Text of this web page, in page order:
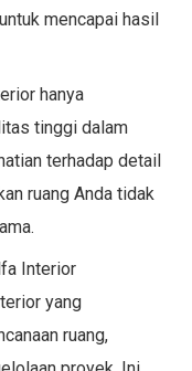
mencapai hasil
hanya
tinggi dalam
terhadap detail
ruang Anda tidak
Interior
yang
ruang,